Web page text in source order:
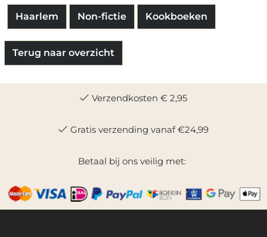
Haarlem Non-fictie Kookboeken
Terug naar overzicht
Verzendkosten € 2,95
Gratis verzending vanaf €24,99
Betaal bij ons veilig met: